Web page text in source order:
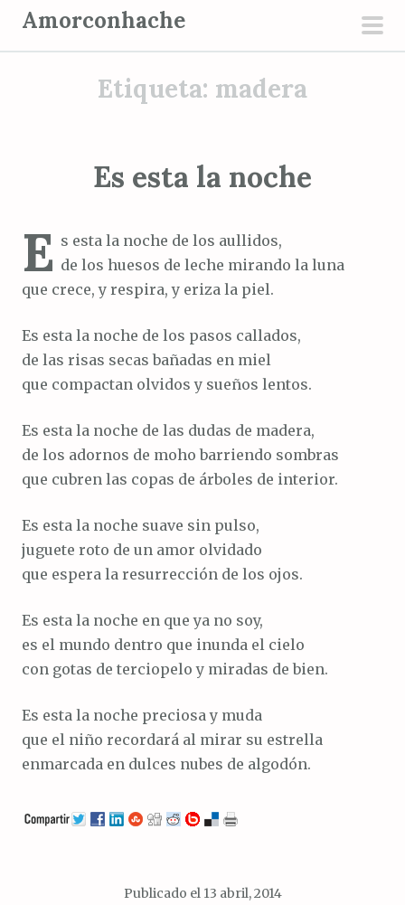
Amorconhache
Etiqueta: madera
Es esta la noche
E s esta la noche de los aullidos,
de los huesos de leche mirando la luna
que crece, y respira, y eriza la piel.
Es esta la noche de los pasos callados,
de las risas secas bañadas en miel
que compactan olvidos y sueños lentos.
Es esta la noche de las dudas de madera,
de los adornos de moho barriendo sombras
que cubren las copas de árboles de interior.
Es esta la noche suave sin pulso,
juguete roto de un amor olvidado
que espera la resurrección de los ojos.
Es esta la noche en que ya no soy,
es el mundo dentro que inunda el cielo
con gotas de terciopelo y miradas de bien.
Es esta la noche preciosa y muda
que el niño recordará al mirar su estrella
enmarcada en dulces nubes de algodón.
Publicado el 13 abril, 2014